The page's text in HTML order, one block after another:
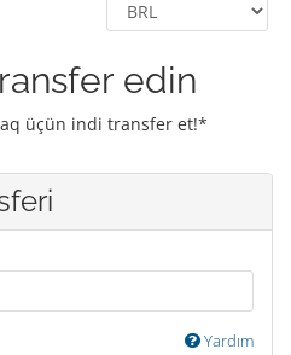
edin
üçün indi transfer et!*
Yardım